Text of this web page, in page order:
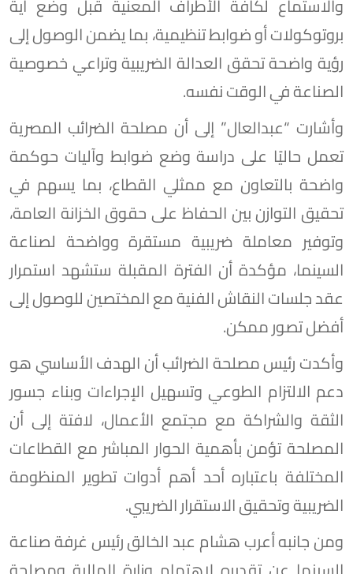
والاستماع لكافة الأطراف المعنية قبل وضع أية
بروتوكولات أو ضوابط تنظيمية، بما يضمن الوصول إلى
رؤية واضحة تحقق العدالة الضريبية وتراعي خصوصية
الصناعة في الوقت نفسه.
وأشارت “عبدالعال” إلى أن مصلحة الضرائب المصرية
تعمل حاليًا على دراسة وضع ضوابط وآليات حوكمة
واضحة بالتعاون مع ممثلي القطاع، بما يسهم في
تحقيق التوازن بين الحفاظ على حقوق الخزانة العامة،
وتوفير معاملة ضريبية مستقرة وواضحة لصناعة
السينما، مؤكدة أن الفترة المقبلة ستشهد استمرار
عقد جلسات النقاش الفنية مع المختصين للوصول إلى
أفضل تصور ممكن.
وأكدت رئيس مصلحة الضرائب أن الهدف الأساسي هو
دعم الالتزام الطوعي وتسهيل الإجراءات وبناء جسور
الثقة والشراكة مع مجتمع الأعمال، لافتة إلى أن
المصلحة تؤمن بأهمية الحوار المباشر مع القطاعات
المختلفة باعتباره أحد أهم أدوات تطوير المنظومة
الضريبية وتحقيق الاستقرار الضريبي.
ومن جانبه أعرب هشام عبد الخالق رئيس غرفة صناعة